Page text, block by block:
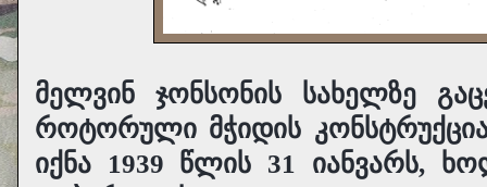
მელვინ ჯონსონის სახელზე
როტორული მჭიდის
იქნა 1939 წლის 31 იანვარს,